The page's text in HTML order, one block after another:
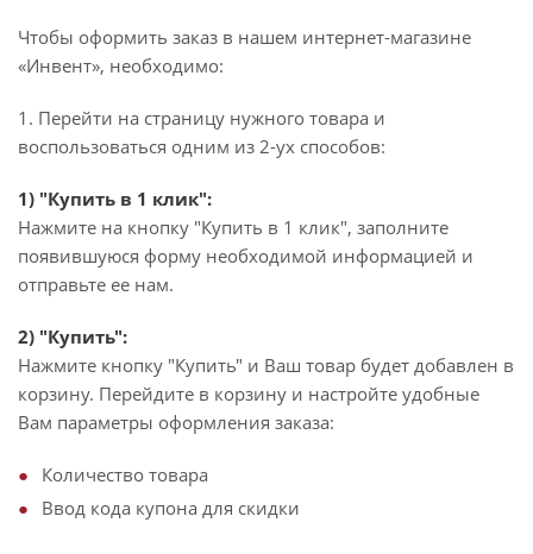
Чтобы оформить заказ в нашем интернет-магазине
«Инвент», необходимо:
1. Перейти на страницу нужного товара и
воспользоваться одним из 2-ух способов:
1) "Купить в 1 клик":
Нажмите на кнопку "Купить в 1 клик", заполните
появившуюся форму необходимой информацией и
отправьте ее нам.
2) "Купить":
Нажмите кнопку "Купить" и Ваш товар будет добавлен в
корзину. Перейдите в корзину и настройте удобные
Вам параметры оформления заказа:
Количество товара
Ввод кода купона для скидки